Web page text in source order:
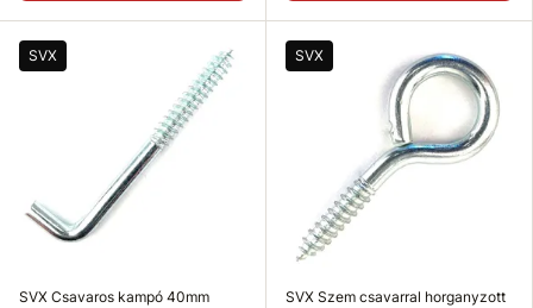
SVX
SVX Csavaros kampó 40mm
SVX
SVX Szem csavarral horganyzott